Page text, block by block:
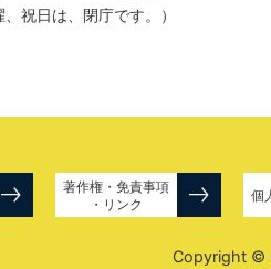
祝日は、閉庁です。）
著作権・免責事項
・リンク
個
Copyright ©